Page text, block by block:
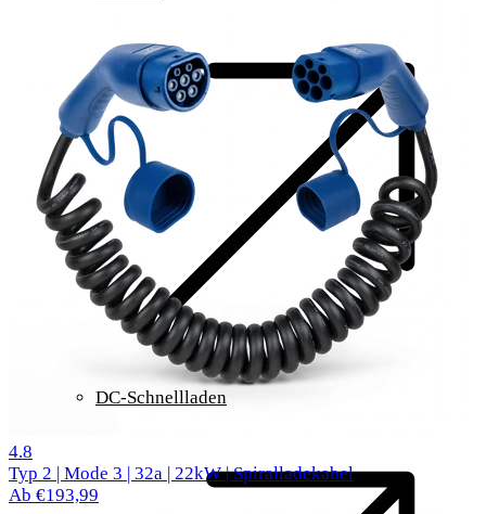
DC-Schnellladen
4.8
Typ 2 | Mode 3 | 32a | 22kW | Spiralladekabel
Ab €193,99